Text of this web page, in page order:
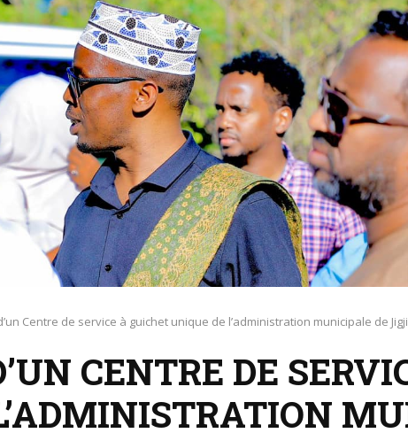
Centre de service à guichet unique de l’administration municipale de
CENTRE DE